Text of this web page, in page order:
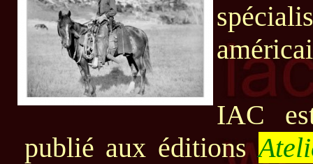
IAC
publié aux éditions